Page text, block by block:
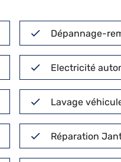
Dépannage-
Electricité
Lavage
Réparation